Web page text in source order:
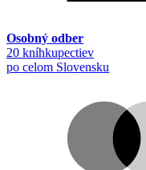
Osobný odber
20 kníhkupectiev
po celom Slovensku